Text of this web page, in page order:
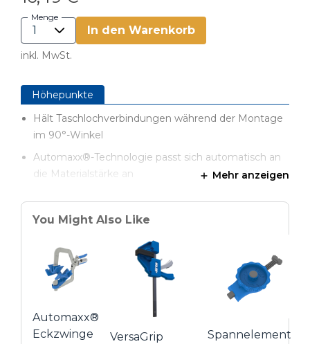
Menge
In den Warenkorb
inkl. MwSt.
Höhepunkte
Hält Taschlochverbindungen während der Montage
im 90°-Winkel
Automaxx®-Technologie passt sich automatisch an
die Materialstärke an
Bedienkomfort
Schwenkbare Druckplatte hält das Gegenstück
zuverlässig fest
127 mm Ausladung
Mehr anzeigen
You Might Also Like
Automaxx®
Eckzwinge
VersaGrip
Spannelement